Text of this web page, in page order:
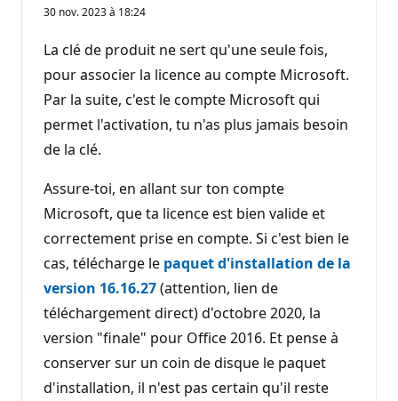
30 nov. 2023 à 18:24
La clé de produit ne sert qu'une seule fois,
pour associer la licence au compte Microsoft.
Par la suite, c'est le compte Microsoft qui
permet l'activation, tu n'as plus jamais besoin
de la clé.
Assure-toi, en allant sur ton compte
Microsoft, que ta licence est bien valide et
correctement prise en compte. Si c'est bien le
cas, télécharge le paquet d'installation de la
version 16.16.27(attention, lien de
téléchargement direct) d'octobre 2020, la
version "finale" pour Office 2016. Et pense à
conserver sur un coin de disque le paquet
d'installation, il n'est pas certain qu'il reste